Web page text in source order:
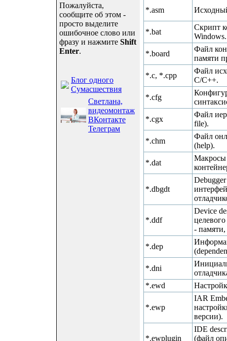
Пожалуйста,
сообщите об этом -
просто выделите
ошибочное слово или
фразу и нажмите Shift
Enter.
Блог одного
Сумасшествия
Светлана,
видеомонтаж
ВКонтакте
Телеграм
*.asm
*.bat
Скрипт
Windows.
*.board
Файл
памяти
*.c, *.cpp
Файл
C/C++.
*.cfg
*.cgx
Файл
file).
*.chm
Файл
(help).
*.dat
Макросы
*.dbgdt
*.ddf
Device
- памяти,
*.dep
*.dni
*.ewd
*.ewp
IAR
версии).
*.ewplugin
IDE
(файл